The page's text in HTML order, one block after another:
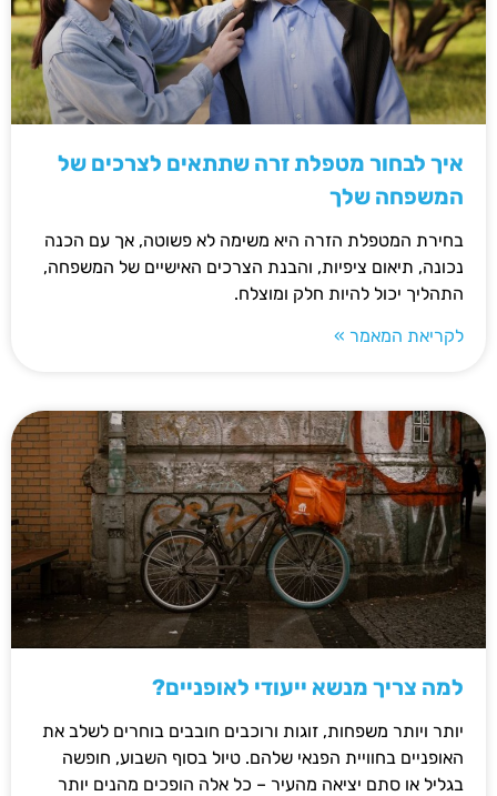
איך לבחור מטפלת זרה שתתאים לצרכים של
המשפחה שלך
בחירת המטפלת הזרה היא משימה לא פשוטה, אך עם הכנה
נכונה, תיאום ציפיות, והבנת הצרכים האישיים של המשפחה,
התהליך יכול להיות חלק ומוצלח.
לקריאת המאמר »
למה צריך מנשא ייעודי לאופניים?
יותר ויותר משפחות, זוגות ורוכבים חובבים בוחרים לשלב את
האופניים בחוויית הפנאי שלהם. טיול בסוף השבוע, חופשה
בגליל או סתם יציאה מהעיר – כל אלה הופכים מהנים יותר